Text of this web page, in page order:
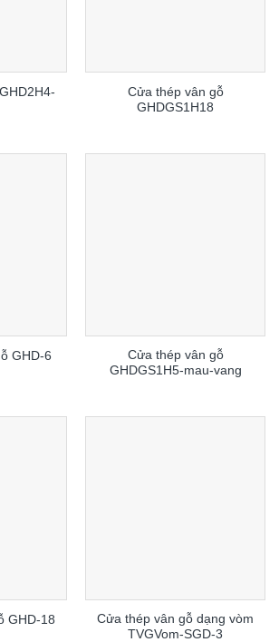
Cửa thép vân gỗ
GHDGS1H18
GHD-6
Cửa thép vân gỗ
GHDGS1H5-mau-vang
GHD-18
Cửa thép vân gỗ dạng vòm
TVGVom-SGD-3